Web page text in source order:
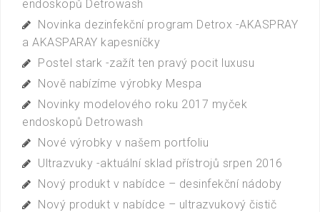
endoskopů Detrowash
Novinka dezinfekční program Detrox -AKASPRAY
a AKASPARAY kapesníčky
Postel stark -zažít ten pravý pocit luxusu
Nově nabízíme výrobky Mespa
Novinky modelového roku 2017 myček
endoskopů Detrowash
Nové výrobky v našem portfoliu
Ultrazvuky -aktuální sklad přístrojů srpen 2016
Nový produkt v nabídce – desinfekční nádoby
Nový produkt v nabídce – ultrazvukový čistič